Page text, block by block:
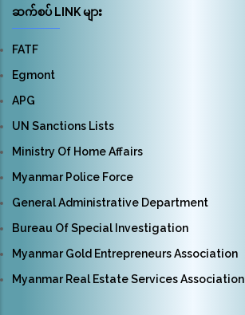
ဆက်စပ် LINK များ
FATF
Egmont
APG
UN Sanctions Lists
Ministry Of Home Affairs
Myanmar Police Force
General Administrative Department
Bureau Of Special Investigation
Myanmar Gold Entrepreneurs Association
Myanmar Real Estate Services Association